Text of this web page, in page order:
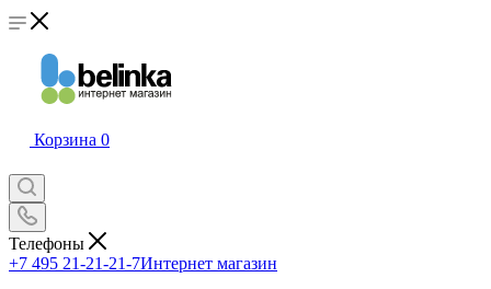
Корзина 0
Телефоны
+7 495 21-21-21-7Интернет магазин